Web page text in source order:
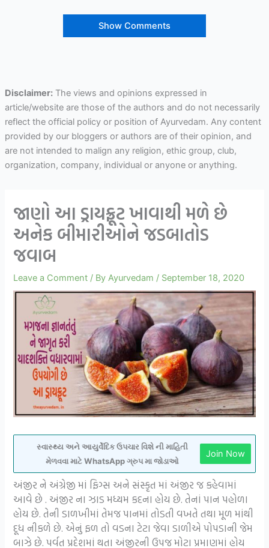
Show Comments
Disclaimer:The views and opinions expressed in
article/website are those of the authors and do not necessarily
reflect the official policy or position of Ayurvedam. Any content
provided by our bloggers or authors are of their opinion, and
are not intended to malign any religion, ethic group, club,
organization, company, individual or anyone or anything.
જાણો આ ડ્રાયફ્રૂટ ખાવાથી મળે છે
અનેક બીમારીઓને જડબાતોડ
જવાબ
Leave a Comment / ByAyurvedam / September 18, 2020
સ્વાસ્થ્ય અને આયુર્વેદિક ઉપચાર વિશે ની માહિતી
મેળવવા માટે WhatsApp ગ્રુપ મા જોડાઓ
Join Now
અંજીર ને અંગ્રેજી માં ફિગ્સ અને સંસ્કૃત માં અંજીર જ કહેવામાં
આવે છે . અંજીર ના ઝાડ મધ્યમ કદના હોય છે. તેનાં પાન પહોળા
હોય છે. તેની ડાળખીમાં તેમજ પાનમાં તોડતી વખતે તથા મૂળ માંથી
દૂધ નીકળે છે. એનું ફળ તો વડના ટેટા જેવા ડાળીએ પોપડાની જેમ
બાઝે છે. પર્વત પ્રદેશમાં થતા અંજીરની ઉપજ મોટા પ્રમાણમાં હોય